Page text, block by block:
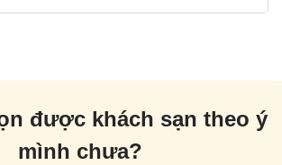
được khách sạn theo ý
mình chưa?